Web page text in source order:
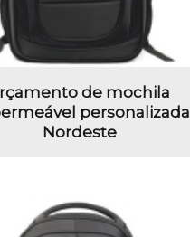
de mochila
personalizada
Nordeste